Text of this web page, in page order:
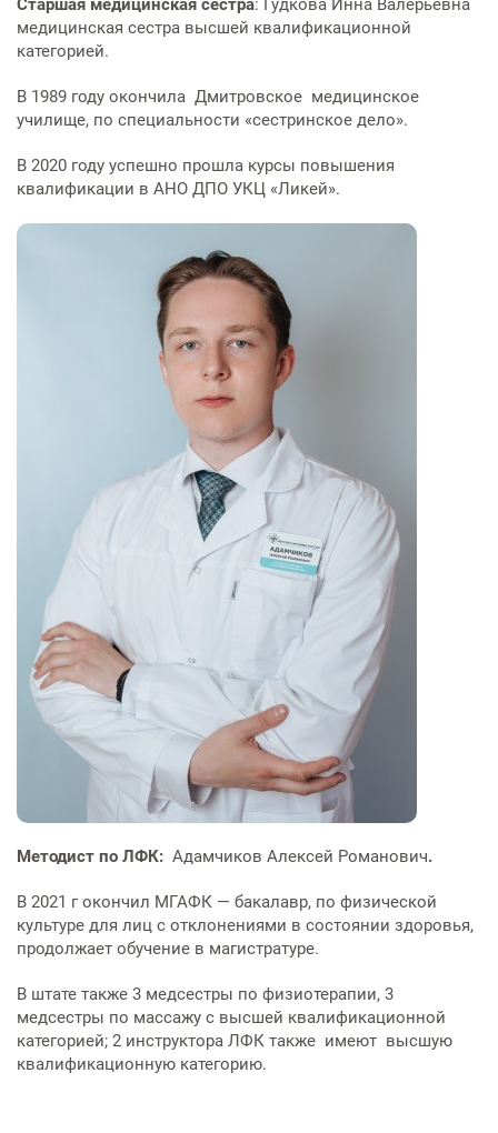
медицинская сестра высшей квалификационной
категорией.
В 1989 году окончила Дмитровское медицинское
училище, по специальности «сестринское дело».
В 2020 году успешно прошла курсы повышения
квалификации в АНО ДПО УКЦ «Ликей».
Методист по ЛФК: Адамчиков Алексей Романович.
В 2021 г окончил МГАФК — бакалавр, по физической
культуре для лиц с отклонениями в состоянии здоровья,
продолжает обучение в магистратуре.
В штате также 3 медсестры по физиотерапии, 3
медсестры по массажу с высшей квалификационной
категорией; 2 инструктора ЛФК также имеют высшую
квалификационную категорию.